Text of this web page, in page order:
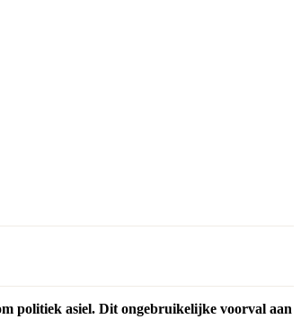
politiek asiel. Dit ongebruikelijke voorval aan